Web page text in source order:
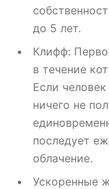
до 5 лет.
Клифф:
в течение
Если
ничего не
последует
облачение.
Ускоренные